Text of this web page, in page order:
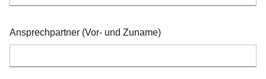
Ansprechpartner (Vor- und Zuname)